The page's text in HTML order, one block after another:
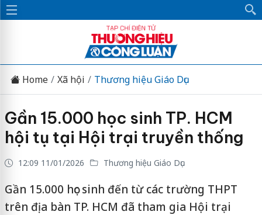
Home Xã hội Thương hiệu Giáo Dục
Gần 15.000 học sinh TP. HCM
hội tụ tại Hội trại truyền thống
12:09 11/01/2026 Thương hiệu Giáo Dục
Gần 15.000 học sinh đến từ các trường THPT
trên địa bàn TP. HCM đã tham gia Hội trại